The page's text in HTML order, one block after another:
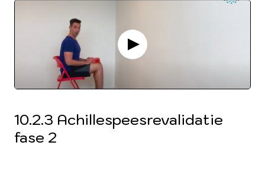
10.2.3 Achillespeesrevalidatie
fase 2